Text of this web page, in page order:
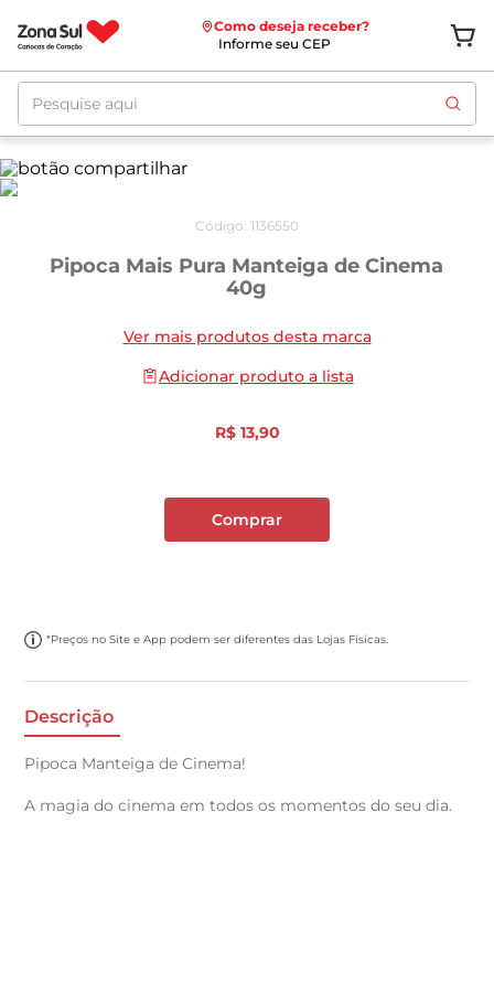
Como deseja receber?
Informe seu CEP
Pesquise aqui
Código: 1136550
Pipoca Mais Pura Manteiga de Cinema
40g
Ver mais produtos desta marca
Adicionar produto a lista
R$ 13,90
Comprar
*Preços no Site e App podem ser diferentes das Lojas Físicas.
Descrição
Pipoca Manteiga de Cinema!
A magia do cinema em todos os momentos do seu dia.